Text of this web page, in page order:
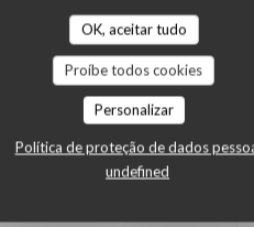
OK, aceitar tudo
Proíbe todos cookies
Personalizar
Política de proteção de dados
undefined
quality_price:5/5